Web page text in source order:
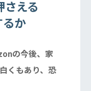
さえる
るか
の今後、家
くもあり、恐